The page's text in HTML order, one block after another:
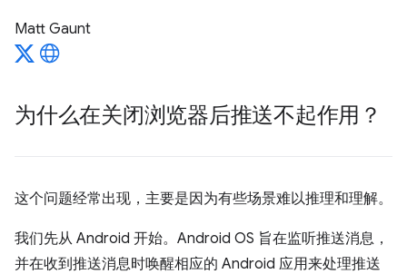
Matt Gaunt
为什么在关闭浏览器后推送不起作用？
这个问题经常出现，主要是因为有些场景难以推理和理解。
我们先从 Android 开始。Android OS 旨在监听推送消息，
并在收到推送消息时唤醒相应的 Android 应用来处理推送